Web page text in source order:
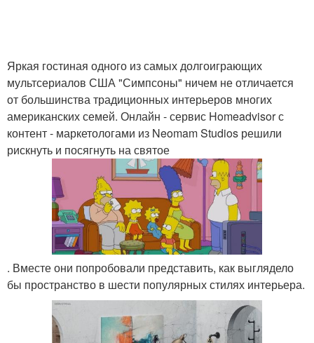
Яркая гостиная одного из самых долгоиграющих
мультсериалов США "Симпсоны" ничем не отличается
от большинства традиционных интерьеров многих
американских семей. Онлайн - сервис Homeadvisor с
контент - маркетологами из Neomam Studios решили
рискнуть и посягнуть на святое
. Вместе они попробовали представить, как выглядело
бы пространство в шести популярных стилях интерьера.